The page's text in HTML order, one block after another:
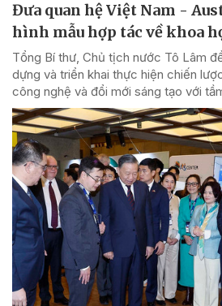
Đưa quan hệ Việt Nam -
hình mẫu hợp tác về khoa
Tổng Bí thư, Chủ tịch nước Tô Lâm
dựng và triển khai thực hiện chiến
công nghệ và đổi mới sáng tạo với